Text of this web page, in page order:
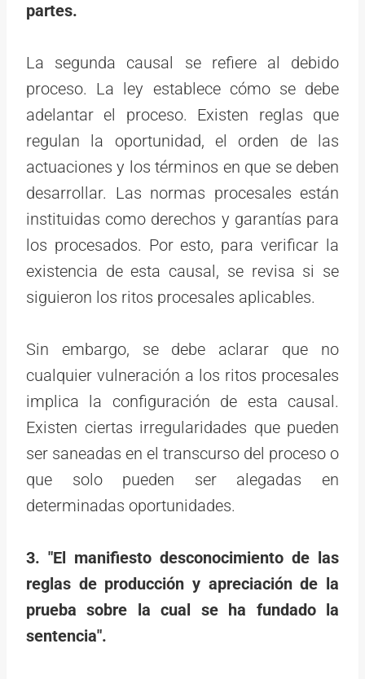
partes.
La segunda causal se refiere al debido
proceso. La ley establece cómo se debe
adelantar el proceso. Existen reglas que
regulan la oportunidad, el orden de las
actuaciones y los términos en que se deben
desarrollar. Las normas procesales están
instituidas como derechos y garantías para
los procesados. Por esto, para verificar la
existencia de esta causal, se revisa si se
siguieron los ritos procesales aplicables.
Sin embargo, se debe aclarar que no
cualquier vulneración a los ritos procesales
implica la configuración de esta causal.
Existen ciertas irregularidades que pueden
ser saneadas en el transcurso del proceso o
que solo pueden ser alegadas en
determinadas oportunidades.
3. "El manifiesto desconocimiento de las
reglas de producción y apreciación de la
prueba sobre la cual se ha fundado la
sentencia".